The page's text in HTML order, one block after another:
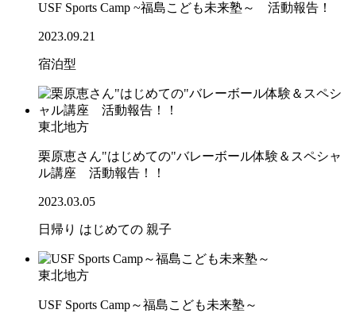
USF Sports Camp ~福島こども未来塾～ 活動報告！
2023.09.21
宿泊型
東北地方
栗原恵さん"はじめての"バレーボール体験＆スペシャ
ル講座 活動報告！！
2023.03.05
日帰り はじめての 親子
東北地方
USF Sports Camp～福島こども未来塾～